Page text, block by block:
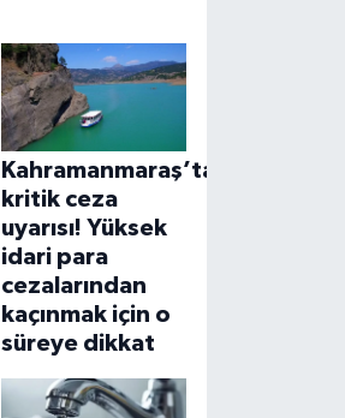
Kahramanmaraş’ta
kritik ceza
uyarısı! Yüksek
idari para
cezalarından
kaçınmak için o
süreye dikkat